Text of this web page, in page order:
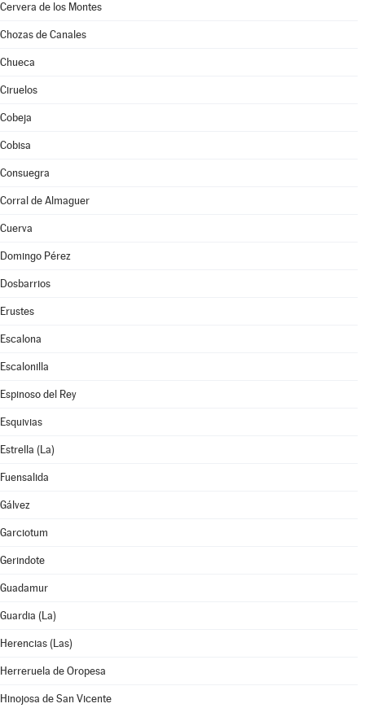
Cervera de los Montes
Chozas de Canales
Chueca
Ciruelos
Cobeja
Cobisa
Consuegra
Corral de Almaguer
Cuerva
Domingo Pérez
Dosbarrios
Erustes
Escalona
Escalonilla
Espinoso del Rey
Esquivias
Estrella (La)
Fuensalida
Gálvez
Garciotum
Gerindote
Guadamur
Guardia (La)
Herencias (Las)
Herreruela de Oropesa
Hinojosa de San Vicente